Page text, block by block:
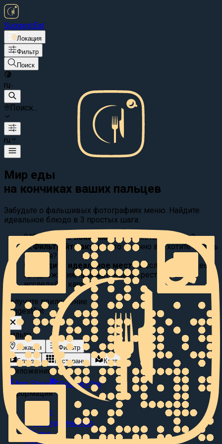
SuggestEat
Локация
Фильтр
Поиск
ru
Поиск...
ru
Мир еды
на кончиках ваших пальцев
Забудьте о фальшивых фотографиях меню. Найдите
идеальное блюдо в 3 простых шага:
01Выберите локацию:
Где вы хотите поесть?
02Фильтруйте вкусы: Что именно вы хотите съесть
сегодня?
03
Найдите идеальное место Исследуйте видео
предложения, просматривайте рестораны или
исследуйте карту.
Получите приложение
SuggestEat
Фильтр
Локация
Фильтр
Блюда
Рестораны Карта
Приложение
App Store
Google Play
Информация
О нас
Сотрудничество
Блог